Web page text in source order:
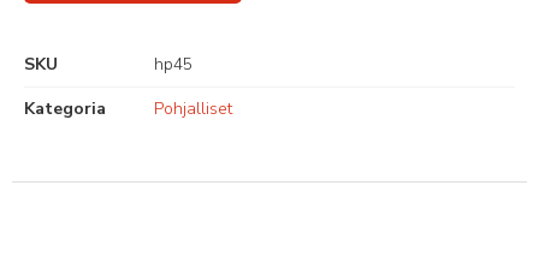
SKU
hp45
Kategoria
Pohjalliset